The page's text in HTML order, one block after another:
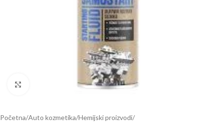
Kliknite za uvećanje
Početna Auto kozmetika Hemijski proizvodi